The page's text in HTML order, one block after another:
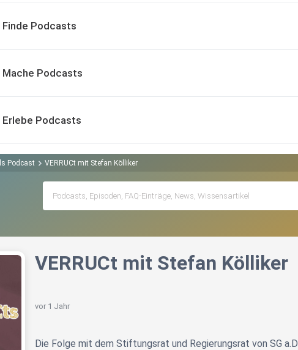
Finde Podcasts
Mache Podcasts
Erlebe Podcasts
Podcast VERRUCt mit Stefan Kölliker
VERRUCt mit Stefan Kölliker
vor 1 Jahr
Die Folge mit dem Stiftungsrat und Regierungsrat von SG a.D